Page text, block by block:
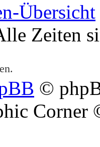
Übersicht
Zeiten
©
Corner